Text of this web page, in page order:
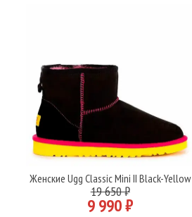
Подробнее
Женские Ugg Classic Mini II Black-Yellow
19 650 ₽
9 990 ₽